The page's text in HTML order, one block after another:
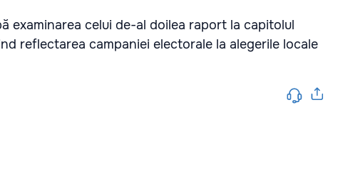
examinarea celui de-al doilea raport la capitolul
reflectarea campaniei electorale la alegerile locale